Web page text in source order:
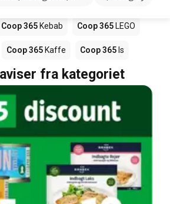
Coop 365 Kebab Coop 365 LEGO
Coop 365 Kaffe Coop 365 Is
fra kategoriet